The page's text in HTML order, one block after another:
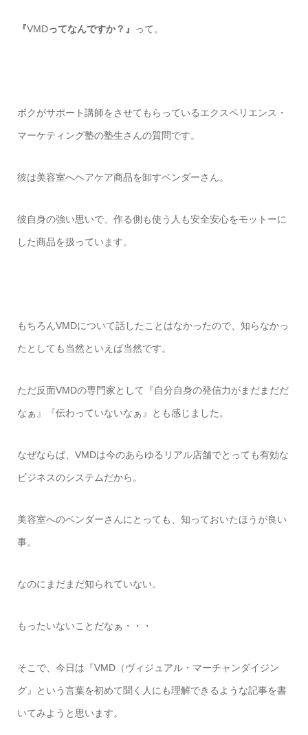
『VMDってなんですか？』 って。
ボクがサポート講師をさせてもらっているエクスペリエンス・
マーケティング塾の塾生さんの質問です。
彼は美容室へヘアケア商品を卸すベンダーさん。
彼自身の強い思いで、作る側も使う人も安全安心をモットーに
した商品を扱っています。
もちろんVMDについて話したことはなかったので、知らなかっ
たとしても当然といえば当然です。
ただ反面VMDの専門家として『自分自身の発信力がまだまだだ
なぁ』『伝わっていないなぁ』とも感じました。
なぜならば、 VMDは今のあらゆるリアル店舗でとっても有効な
ビジネスのシステムだから。
美容室へのベンダーさんにとっても、知っておいたほうが良い
事。
なのにまだまだ知られていない。
もったいないことだなぁ・・・
そこで、今日は『VMD（ヴィジュアル・マーチャンダイジン
グ』という言葉を初めて聞く人にも理解できるような記事を書
いてみようと思います。